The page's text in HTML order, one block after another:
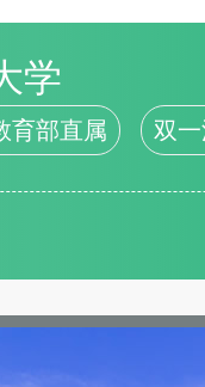
析研究专
、云计算
况可能会
方或权威
学
育部直属 双